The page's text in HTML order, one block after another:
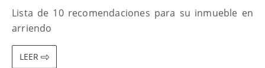
Lista de 10 recomendaciones para su inmueble en
arriendo
LEER